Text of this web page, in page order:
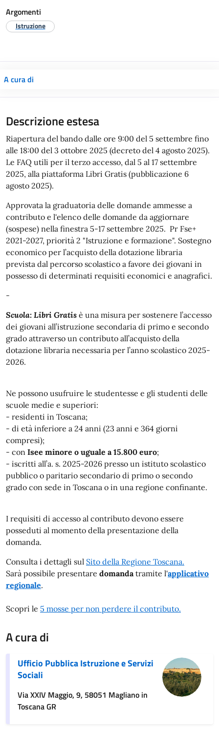
Argomenti
Istruzione
A cura di
Descrizione estesa
Riapertura del bando dalle ore 9:00 del 5 settembre fino
alle 18:00 del 3 ottobre 2025 (decreto del 4 agosto 2025).
Le FAQ utili per il terzo accesso, dal 5 al 17 settembre
2025, alla piattaforma Libri Gratis (pubblicazione 6
agosto 2025).
Approvata la graduatoria delle domande ammesse a
contributo e l'elenco delle domande da aggiornare
(sospese) nella finestra 5-17 settembre 2025. Pr Fse+
2021-2027, priorità 2 "Istruzione e formazione". Sostegno
economico per l’acquisto della dotazione libraria
prevista dal percorso scolastico a favore dei giovani in
possesso di determinati requisiti economici e anagrafici.
-
Scuola: Libri Gratis è una misura per sostenere l’accesso
dei giovani all’istruzione secondaria di primo e secondo
grado attraverso un contributo all’acquisto della
dotazione libraria necessaria per l’anno scolastico 2025-
2026.
Ne possono usufruire le studentesse e gli studenti delle
scuole medie e superiori:
- residenti in Toscana;
- di età inferiore a 24 anni (23 anni e 364 giorni
compresi);
- con Isee minore o uguale a 15.800 euro;
- iscritti all’a. s. 2025-2026 presso un istituto scolastico
pubblico o paritario secondario di primo o secondo
grado con sede in Toscana o in una regione confinante.
I requisiti di accesso al contributo devono essere
posseduti al momento della presentazione della
domanda.
Consulta i dettagli sul Sito della Regione Toscana.
Sarà possibile presentare domanda tramite l'applicativo
regionale.
Scopri le 5 mosse per non perdere il contributo.
A cura di
Ufficio Pubblica Istruzione e Servizi
Sociali
Via XXIV Maggio, 9, 58051 Magliano in
Toscana GR